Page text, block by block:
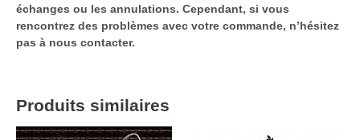
échanges ou les annulations. Cependant, si vous
rencontrez des problèmes avec votre commande, n’hésitez
pas à nous contacter.
Produits similaires